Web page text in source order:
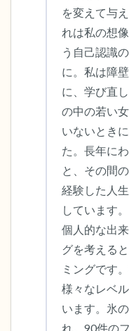
を変えて与
れは私の想
う自己認識
に。私は障
に、学び直
の中の若い
いないとき
た。長年に
と、その間
経験した人
しています
個人的な出
グを考える
ミングです
様々なレベ
います。氷
れ、90件の